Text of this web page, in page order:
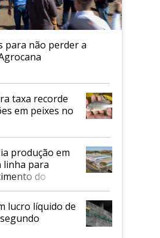
para não perder a
taxa recorde
em peixes no
produção em
linha para
do
lucro líquido de